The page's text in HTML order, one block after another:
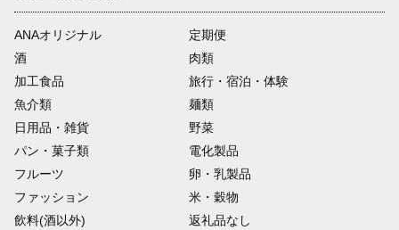
ANAオリジナル
定期便
酒
肉類
加工食品
旅行・宿泊・体験
魚介類
麺類
日用品・雑貨
野菜
パン・菓子類
電化製品
フルーツ
卵・乳製品
ファッション
米・穀物
飲料(酒以外)
返礼品なし